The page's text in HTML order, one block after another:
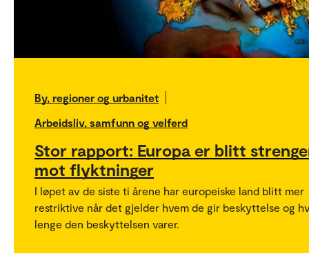
By, regioner og urbanitet
Arbeidsliv, samfunn og velferd
Stor rapport: Europa er blitt
mot flyktninger
I løpet av de siste ti årene har europeiske land blitt mer
restriktive når det gjelder hvem de gir beskyttelse og
lenge den beskyttelsen varer.